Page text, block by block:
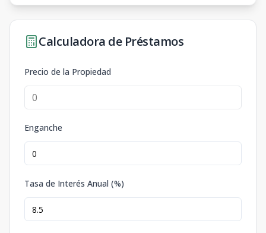
Calculadora de Préstamos
Precio de la Propiedad
Enganche
Tasa de Interés Anual (%)